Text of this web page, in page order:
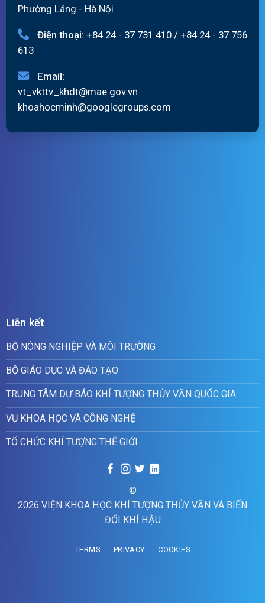
Phường Láng - Hà Nội
Điện thoại: +84 24 - 37 731 410 / +84 24 - 37 756
613
Email:
vt_vkttv_khdt@mae.gov.vn
khoahocminh@googlegroups.com
Liên kết
BỘ NÔNG NGHIỆP VÀ MÔI TRƯỜNG
BỘ GIÁO DỤC VÀ ĐÀO TẠO
TRUNG TÂM DỰ BÁO KHÍ TƯỢNG THỦY VĂN QUỐC GIA
VỤ KHOA HỌC VÀ CÔNG NGHỆ
TỔ CHỨC KHÍ TƯỢNG THẾ GIỚI
©
2026 VIỆN KHOA HỌC KHÍ TƯỢNG THỦY VĂN VÀ BIẾN
ĐỔI KHÍ HẬU
TERMS PRIVACY COOKIES